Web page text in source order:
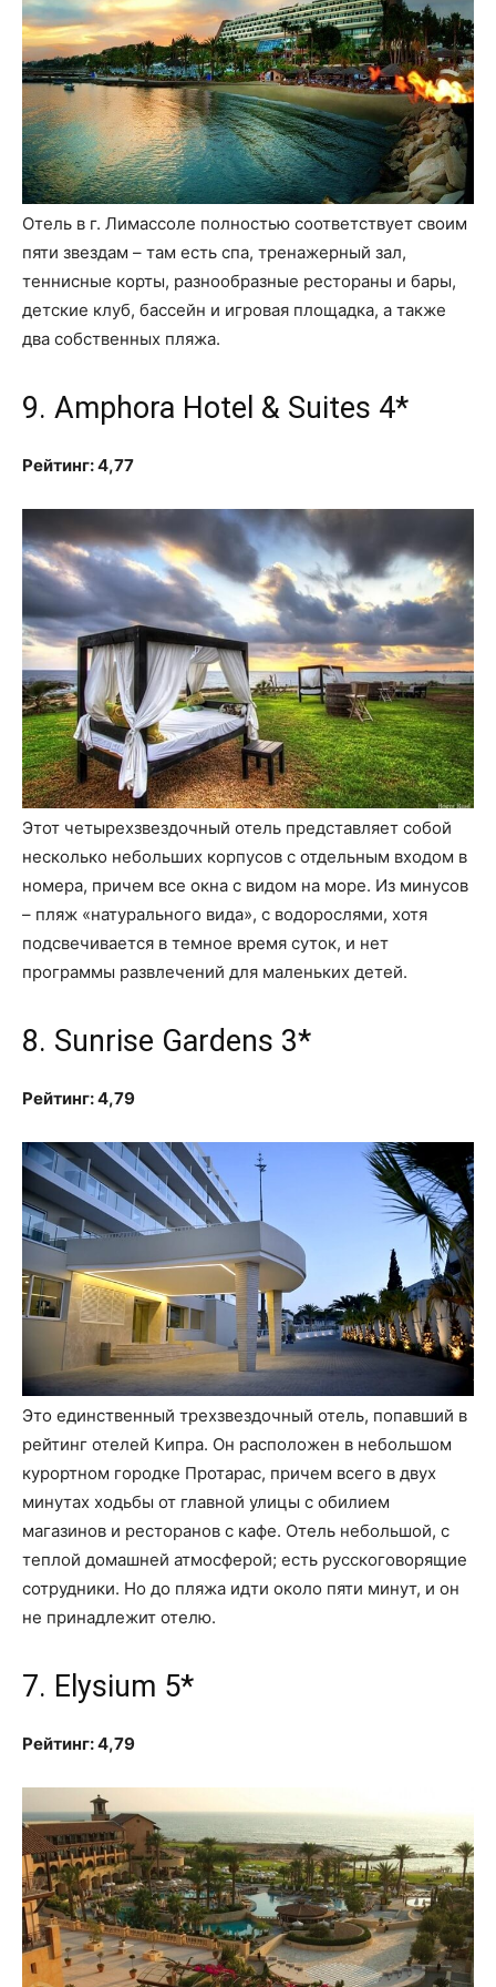
Отель в г. Лимассоле полностью соответствует своим
пяти звездам – там есть спа, тренажерный зал,
теннисные корты, разнообразные рестораны и бары,
детские клуб, бассейн и игровая площадка, а также
два собственных пляжа.
9. Amphora Hotel & Suites 4*
Рейтинг: 4,77
Этот четырехзвездочный отель представляет собой
несколько небольших корпусов с отдельным входом в
номера, причем все окна с видом на море. Из минусов
– пляж «натурального вида», с водорослями, хотя
подсвечивается в темное время суток, и нет
программы развлечений для маленьких детей.
8. Sunrise Gardens 3*
Рейтинг: 4,79
Это единственный трехзвездочный отель, попавший в
рейтинг отелей Кипра. Он расположен в небольшом
курортном городке Протарас, причем всего в двух
минутах ходьбы от главной улицы с обилием
магазинов и ресторанов с кафе. Отель небольшой, с
теплой домашней атмосферой; есть русскоговорящие
сотрудники. Но до пляжа идти около пяти минут, и он
не принадлежит отелю.
7. Elysium 5*
Рейтинг: 4,79